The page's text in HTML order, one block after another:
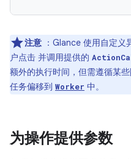
注意 ：Glance 使用自定义
户点击 并调用提供的
额外的执行时间，但需遵循某
任务偏移到 Worker 中。
为操作提供参数